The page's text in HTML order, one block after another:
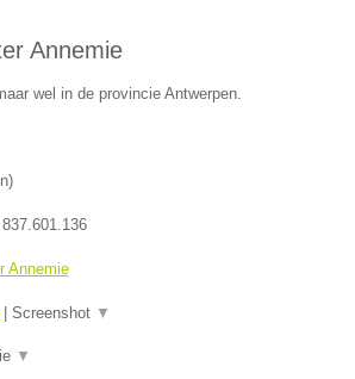
Annemie
wel in de provincie Antwerpen.
)
Annemie
Screenshot ▼
▼